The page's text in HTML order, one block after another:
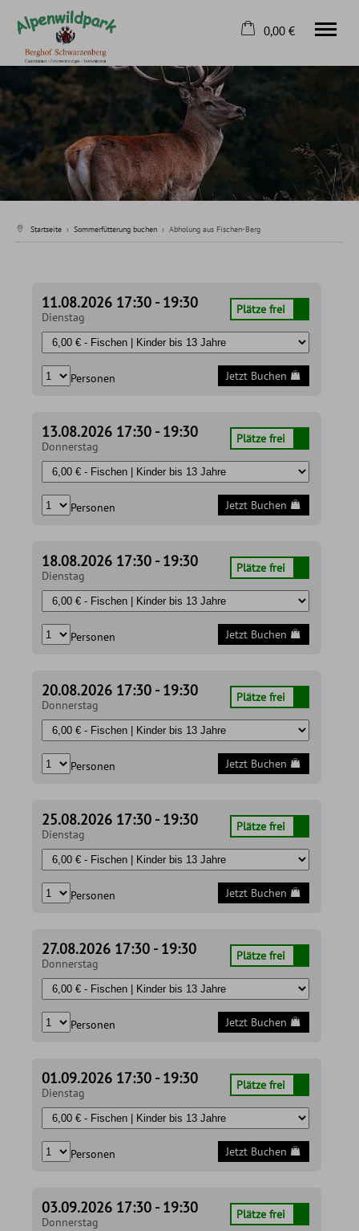
Home
Sommerfütterung buchen
Winterfütterung buchen
Kontakt
08326 8163
0,00 €
Warenkorb ist leer
Startseite › Sommerfütterung buchen › Abholung aus Fischen-Berg
11.08.2026 17:30 - 19:30
Dienstag
Plätze frei
Personen Jetzt Buchen
13.08.2026 17:30 - 19:30
Donnerstag
Plätze frei
Personen Jetzt Buchen
18.08.2026 17:30 - 19:30
Dienstag
Plätze frei
Personen Jetzt Buchen
20.08.2026 17:30 - 19:30
Donnerstag
Plätze frei
Personen Jetzt Buchen
25.08.2026 17:30 - 19:30
Dienstag
Plätze frei
Personen Jetzt Buchen
27.08.2026 17:30 - 19:30
Donnerstag
Plätze frei
Personen Jetzt Buchen
01.09.2026 17:30 - 19:30
Dienstag
Plätze frei
Personen Jetzt Buchen
03.09.2026 17:30 - 19:30
Donnerstag
Plätze frei